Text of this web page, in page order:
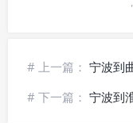
# 上一篇： 宁波到曲阜
# 下一篇： 宁波到淮北